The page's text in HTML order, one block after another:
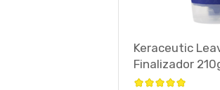
Keraceutic
Finalizador